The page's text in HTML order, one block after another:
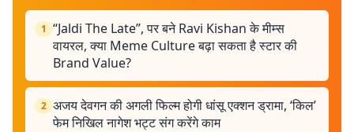
1 “Jaldi The Late”, पर बने Ravi Kishan के मीम्स
वायरल, क्या Meme Culture बढ़ा सकता है स्टार की
Brand Value?
2 अजय देवगन की अगली फिल्म होगी धांसू एक्शन ड्रामा, ‘किल’
फेम निखिल नागेश भट्ट संग करेंगे काम